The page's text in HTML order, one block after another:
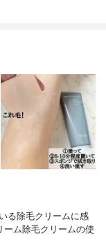
る除毛クリームに感
ーム⁡⁡除毛クリームの使